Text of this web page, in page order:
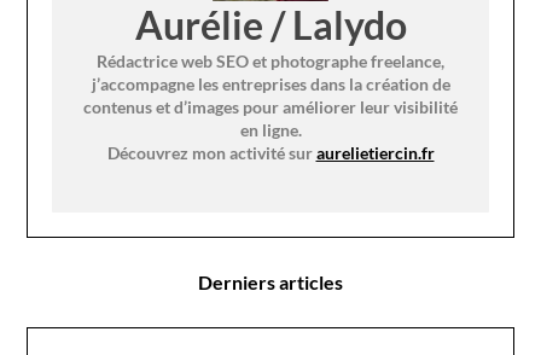
Aurélie / Lalydo
Rédactrice web SEO et photographe freelance,
j’accompagne les entreprises dans la création de
contenus et d’images pour améliorer leur visibilité
en ligne.
Découvrez mon activité suraurelietiercin.fr
Derniers articles